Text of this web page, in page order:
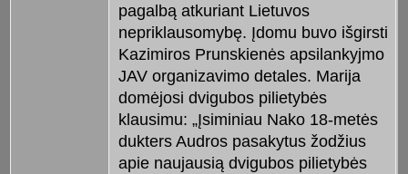
pagalbą atkuriant Lietuvos
nepriklausomybę. Įdomu buvo išgirsti
Kazimiros Prunskienės apsilankyjmo
JAV organizavimo detales. Marija
domėjosi dvigubos pilietybės
klausimu: „Įsiminiau Nako 18-metės
dukters Audros pasakytus žodžius
apie naujausią dvigubos pilietybės